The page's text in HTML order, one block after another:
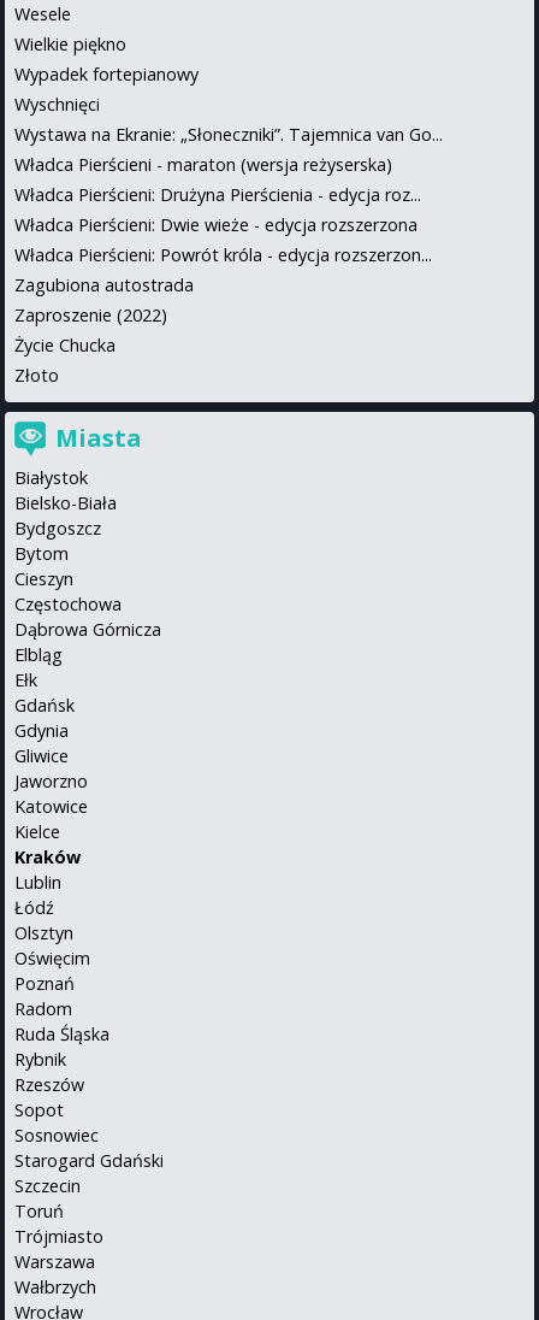
Wesele
Wielkie piękno
Wypadek fortepianowy
Wyschnięci
Wystawa na Ekranie: „Słoneczniki”. Tajemnica van Go...
Władca Pierścieni - maraton (wersja reżyserska)
Władca Pierścieni: Drużyna Pierścienia - edycja roz...
Władca Pierścieni: Dwie wieże - edycja rozszerzona
Władca Pierścieni: Powrót króla - edycja rozszerzon...
Zagubiona autostrada
Zaproszenie (2022)
Życie Chucka
Złoto
Miasta
Białystok
Bielsko-Biała
Bydgoszcz
Bytom
Cieszyn
Częstochowa
Dąbrowa Górnicza
Elbląg
Ełk
Gdańsk
Gdynia
Gliwice
Jaworzno
Katowice
Kielce
Kraków
Lublin
Łódź
Olsztyn
Oświęcim
Poznań
Radom
Ruda Śląska
Rybnik
Rzeszów
Sopot
Sosnowiec
Starogard Gdański
Szczecin
Toruń
Trójmiasto
Warszawa
Wałbrzych
Wrocław